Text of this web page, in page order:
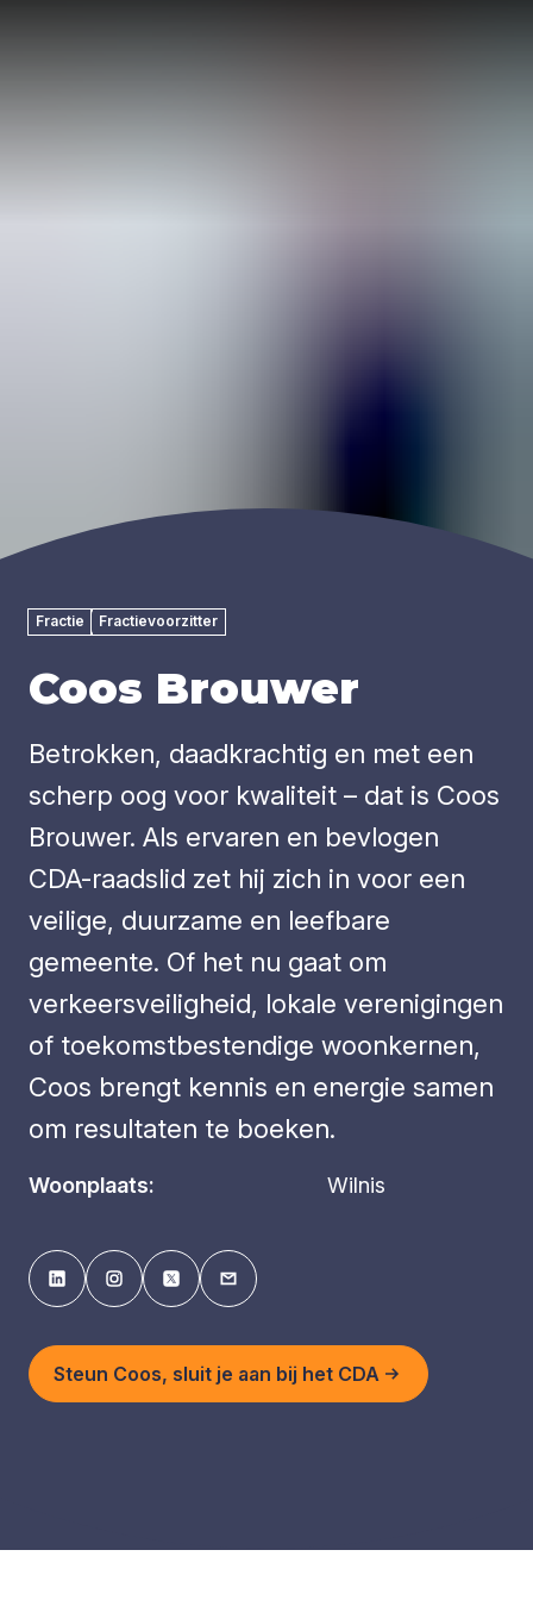
Fractie Fractievoorzitter
Coos Brouwer
Betrokken, daadkrachtig en met een
scherp oog voor kwaliteit – dat is Coos
Brouwer. Als ervaren en bevlogen
CDA-raadslid zet hij zich in voor een
veilige, duurzame en leefbare
gemeente. Of het nu gaat om
verkeersveiligheid, lokale verenigingen
of toekomstbestendige woonkernen,
Coos brengt kennis en energie samen
om resultaten te boeken.
Woonplaats: Wilnis
Steun Coos, sluit je aan bij het CDA